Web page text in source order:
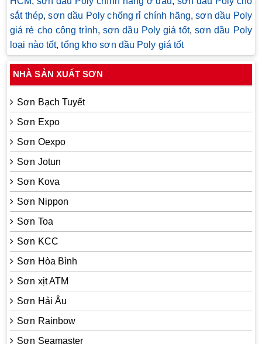
sắt thép,sơn dầu Poly chống rỉ chính hãng,sơn dầu Poly
giá rẻ cho công trình,sơn dầu Poly giá tốt, sơn dầu Poly
loại nào tốt,tổng kho sơn dầu Poly giá tốt
NHÀ SẢN XUẤT SƠN
Sơn Bạch Tuyết
Sơn Expo
Sơn Oexpo
Sơn Jotun
Sơn Kova
Sơn Nippon
Sơn Toa
Sơn KCC
Sơn Hòa Bình
Sơn xịt ATM
Sơn Hải Âu
Sơn Rainbow
Sơn Seamaster